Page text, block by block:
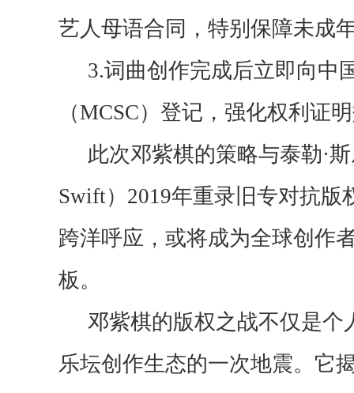
艺人母语合同，特别保障未成
3.词曲创作完成后立即向中
（MCSC）登记，强化权利证
此次邓紫棋的策略与泰勒·
Swift）2019年重录旧专对抗版
跨洋呼应， 或将成为全球创作
板。
邓紫棋的版权之战不仅是个
乐坛创作生态的一次地震。它